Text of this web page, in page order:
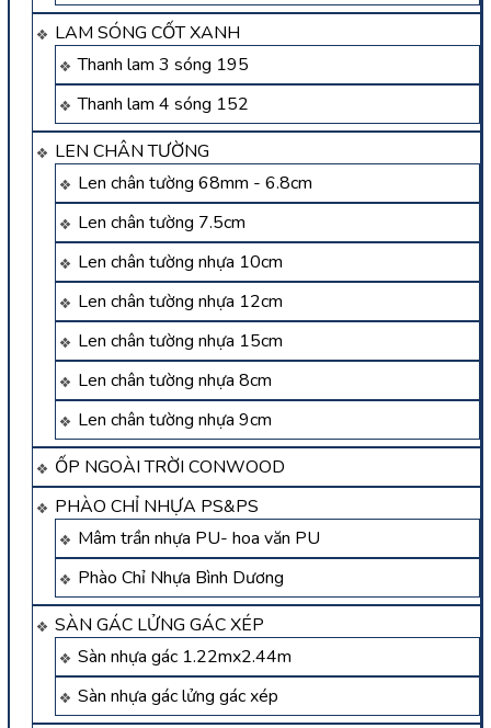
LAM SÓNG CỐT XANH
Thanh lam 3 sóng 195
Thanh lam 4 sóng 152
LEN CHÂN TƯỜNG
Len chân tường 68mm - 6.8cm
Len chân tường 7.5cm
Len chân tường nhựa 10cm
Len chân tường nhựa 12cm
Len chân tường nhựa 15cm
Len chân tường nhựa 8cm
Len chân tường nhựa 9cm
ỐP NGOÀI TRỜI CONWOOD
PHÀO CHỈ NHỰA PS&PS
Mâm trần nhựa PU- hoa văn PU
Phào Chỉ Nhựa Bình Dương
SÀN GÁC LỬNG GÁC XÉP
Sàn nhựa gác 1.22mx2.44m
Sàn nhựa gác lửng gác xép